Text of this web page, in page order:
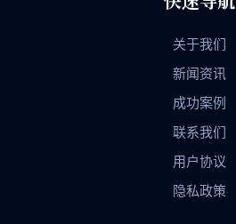
关于我们
新闻资讯
成功案例
联系我们
用户协议
隐私政策